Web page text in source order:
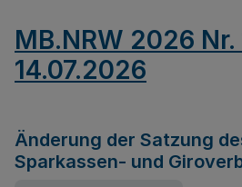
MB.NRW 2026 Nr.
14.07.2026
Änderung der Satzung
Sparkassen- und